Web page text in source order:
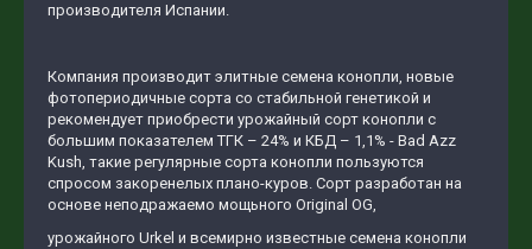
производителя Испании.
Компания производит элитные семена конопли, новые
фотопериодичные сорта со стабильной генетикой и
рекомендует приобрести урожайный сорт конопли с
большим показателем ТГК – 24% и КБД – 1,1% - Bad Azz
Kush, такие регулярные сорта конопли пользуются
спросом закоренелых плано-куров. Сорт разработан на
основе неподражаемо мощьного Original OG,
урожайного Urkel и всемирно известные семена конопли